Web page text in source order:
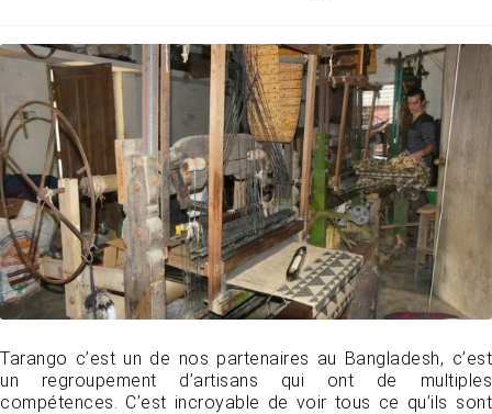
Tarango c’est un de nos partenaires au Bangladesh, c’est
un regroupement d’artisans qui ont de multiples
compétences. C’est incroyable de voir tous ce qu’ils sont